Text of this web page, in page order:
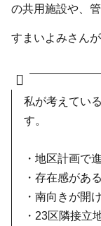
の共用施設や、
すまいよみさん
私が考えてい
す。
・地区計画で
・存在感があ
・南向きが開
・23区隣接立